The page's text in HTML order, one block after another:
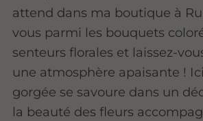
attend dans ma boutique à
vous parmi les bouquets
senteurs florales et laissez-
une atmosphère apaisante !
gorgée se savoure dans un
la beauté des fleurs